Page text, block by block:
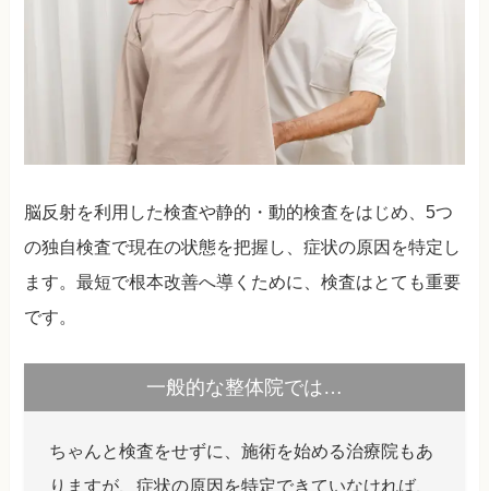
脳反射を利用した検査や静的・動的検査をはじめ、5つ
の独自検査で現在の状態を把握し、症状の原因を特定し
ます。最短で根本改善へ導くために、検査はとても重要
です。
一般的な整体院では…
ちゃんと検査をせずに、施術を始める治療院もあ
りますが、症状の原因を特定できていなければ、